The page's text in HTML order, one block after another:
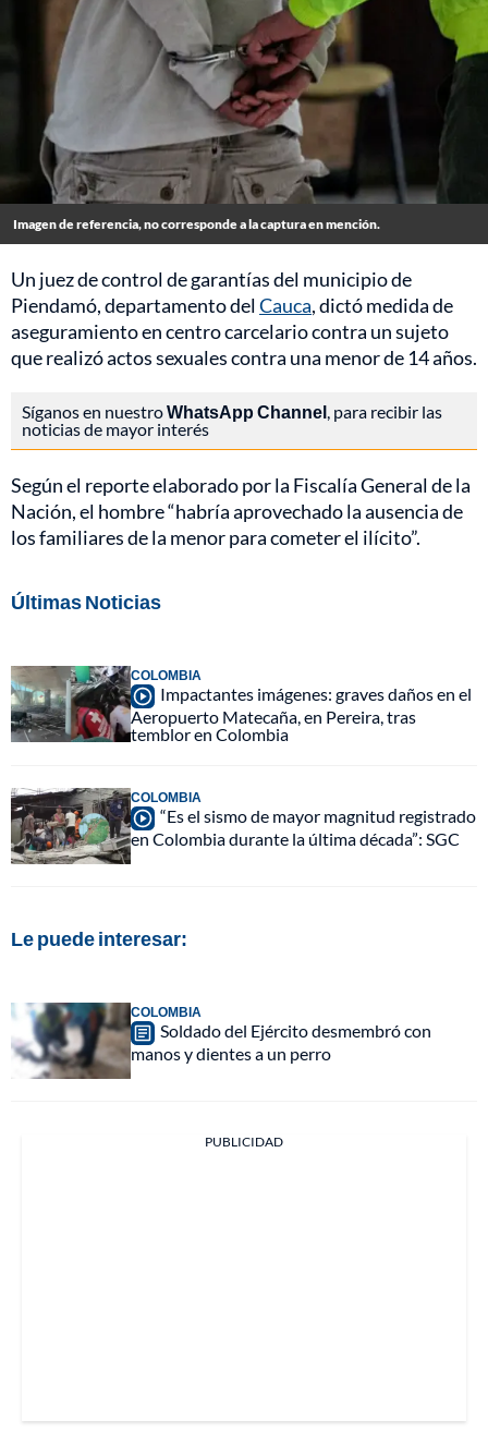
Imagen de referencia, no corresponde a la captura en mención.
Un juez de control de garantías del municipio de
Piendamó, departamento delCauca, dictó medida de
aseguramiento en centro carcelario contra un sujeto
que realizó actos sexuales contra una menor de 14 años.
Síganos en nuestroWhatsApp Channel, para recibir las
noticias de mayor interés
Según el reporte elaborado por la Fiscalía General de la
Nación, el hombre “habría aprovechado la ausencia de
los familiares de la menor para cometer el ilícito”.
Últimas Noticias
COLOMBIA
Impactantes imágenes: graves daños en el
Aeropuerto Matecaña, en Pereira, tras
temblor en Colombia
COLOMBIA
“Es el sismo de mayor magnitud registrado
en Colombia durante la última década”: SGC
Le puede interesar:
COLOMBIA
Soldado del Ejército desmembró con
manos y dientes a un perro
PUBLICIDAD